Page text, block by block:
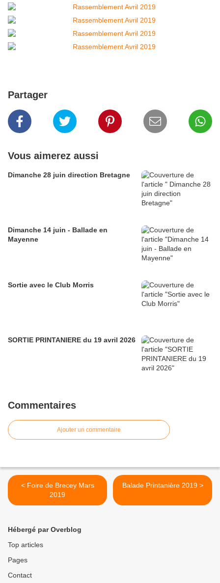
Partager
Vous aimerez aussi
Dimanche 28 juin direction Bretagne
Dimanche 14 juin - Ballade en
Mayenne
Sortie avec le Club Morris
SORTIE PRINTANIERE du 19 avril 2026
Commentaires
Ajouter un commentaire
< Foire de Brecey Mars
2019
Balade Printanière 2019 >
Hébergé par Overblog
Top articles
Pages
Contact